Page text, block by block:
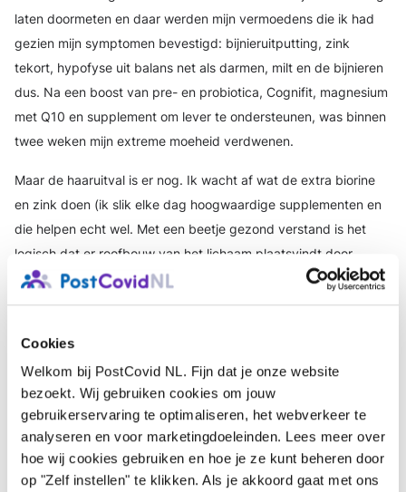
Cookies
Welkom bij PostCovid NL. Fijn dat je onze website
bezoekt. Wij gebruiken cookies om jouw
gebruikerservaring te optimaliseren, het webverkeer te
analyseren en voor marketingdoeleinden. Lees meer over
hoe wij cookies gebruiken en hoe je ze kunt beheren door
op "Zelf instellen" te klikken. Als je akkoord gaat met ons
laten doormeten en daar werden mijn vermoedens die ik had
gezien mijn symptomen bevestigd: bijnieruitputting, zink
tekort, hypofyse uit balans net als darmen, milt en de bijnieren
dus. Na een boost van pre- en probiotica, Cognifit, magnesium
met Q10 en supplement om lever te ondersteunen, was binnen
twee weken mijn extreme moeheid verdwenen.
Maar de haaruitval is er nog. Ik wacht af wat de extra biorine
en zink doen (ik slik elke dag hoogwaardige supplementen en
die helpen echt wel. Met een beetje gezond verstand is het
logisch dat er roofbouw van het lichaam plaatsvindt door
stress: fysiek door lichaamsvreemde indringer (virus);
emotioneel door de angst (is een emotie) om mijn vader te
koorts kreeg). Daarnaast bestaat er ook mentale stress (door
bv druk op werk) en psychische stress.
Tel alles bij elkaar op en je immuunsysteem is meteen uit
balans: ziekte ligt op de loer en manifesteert zich daar in het
lichaam waar het innerlijk conflict zit.